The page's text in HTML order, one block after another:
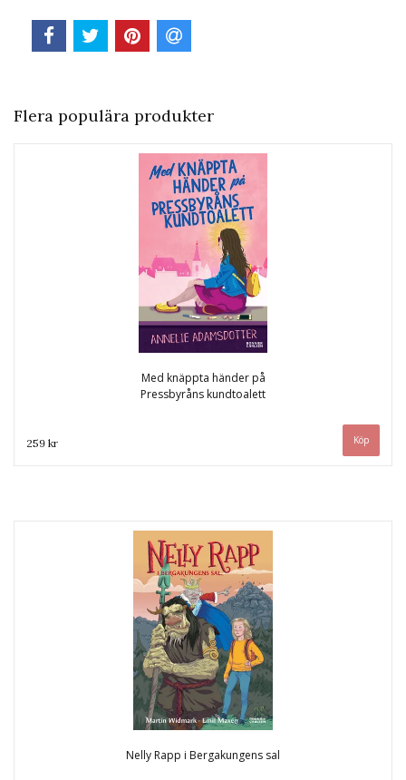
Flera populära produkter
Med knäppta händer på
Pressbyråns kundtoalett
259 kr
Nelly Rapp i Bergakungens sal